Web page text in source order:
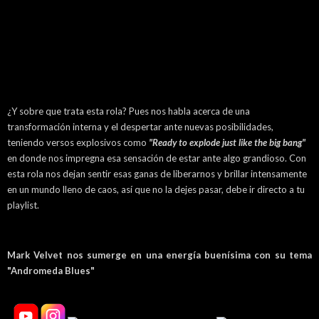
¿Y sobre que trata esta rola? Pues nos habla acerca de una
transformación interna y el despertar ante nuevas posibilidades,
teniendo versos explosivos como "Ready to explode just like the big bang"
en donde nos impregna esa sensación de estar ante algo grandioso. Con
esta rola nos dejan sentir esas ganas de liberarnos y brillar intensamente
en un mundo lleno de caos, así que no la dejes pasar, debe ir directo a tu
playlist.
Mark Velvet nos sumerge en una energía buenísima con su tema
"Andromeda Blues"